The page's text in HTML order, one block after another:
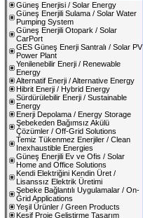
Güneş Enerjisi / Solar Energy
Güneş Enerjili Sulama / Solar Water
Pumping System
Güneş Enerjili Otopark / Solar
CarPort
GES Güneş Enerji Santralı / Solar PV
Power Plant
Yenilenebilir Enerji / Renewable
Energy
Alternatif Enerji / Alternative Energy
Hibrit Enerji / Hybrid Energy
Sürdürülebilir Enerji / Sustainable
Energy
Enerji Depolama / Energy Storage
Şebekeden Bağımsız Akülü
Çözümler / Off-Grid Solutions
Temiz Tükenmez Enerjiler / Clean
Inexhaustible Energies
Güneş Enerjili Ev ve Ofis / Solar
Home and Office Solutions
Kendi Elektriğini Kendin Üret /
Lisanssız Elektrik Üretimi
Şebeke Bağlantılı Uygulamalar / On-
Grid Applications
Yeşil Ürünler / Green Products
Keşif Proje Geliştirme Tasarım